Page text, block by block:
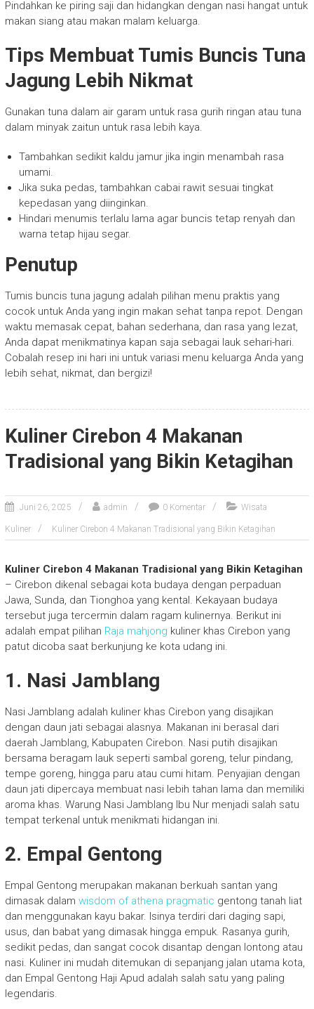
Pindahkan ke piring saji dan hidangkan dengan nasi hangat untuk
makan siang atau makan malam keluarga.
Tips Membuat Tumis Buncis Tuna
Jagung Lebih Nikmat
Gunakan tuna dalam air garam untuk rasa gurih ringan atau tuna
dalam minyak zaitun untuk rasa lebih kaya.
Tambahkan sedikit kaldu jamur jika ingin menambah rasa
umami.
Jika suka pedas, tambahkan cabai rawit sesuai tingkat
kepedasan yang diinginkan.
Hindari menumis terlalu lama agar buncis tetap renyah dan
warna tetap hijau segar.
Penutup
Tumis buncis tuna jagung adalah pilihan menu praktis yang
cocok untuk Anda yang ingin makan sehat tanpa repot. Dengan
waktu memasak cepat, bahan sederhana, dan rasa yang lezat,
Anda dapat menikmatinya kapan saja sebagai lauk sehari-hari.
Cobalah resep ini hari ini untuk variasi menu keluarga Anda yang
lebih sehat, nikmat, dan bergizi!
Kuliner Cirebon 4 Makanan
Tradisional yang Bikin Ketagihan
Juni 26, 2025 admin 0 Komentar Wisata
Kuliner Kuliner Cirebon 4 Makanan Tradisional yang Bikin Ketagihan
Kuliner Cirebon 4 Makanan Tradisional yang Bikin Ketagihan
– Cirebon dikenal sebagai kota budaya dengan perpaduan
Jawa, Sunda, dan Tionghoa yang kental. Kekayaan budaya
tersebut juga tercermin dalam ragam kulinernya. Berikut ini
adalah empat pilihan Raja mahjong kuliner khas Cirebon yang
patut dicoba saat berkunjung ke kota udang ini.
1. Nasi Jamblang
Nasi Jamblang adalah kuliner khas Cirebon yang disajikan
dengan daun jati sebagai alasnya. Makanan ini berasal dari
daerah Jamblang, Kabupaten Cirebon. Nasi putih disajikan
bersama beragam lauk seperti sambal goreng, telur pindang,
tempe goreng, hingga paru atau cumi hitam. Penyajian dengan
daun jati dipercaya membuat nasi lebih tahan lama dan memiliki
aroma khas. Warung Nasi Jamblang Ibu Nur menjadi salah satu
tempat terkenal untuk menikmati hidangan ini.
2. Empal Gentong
Empal Gentong merupakan makanan berkuah santan yang
dimasak dalam wisdom of athena pragmatic gentong tanah liat
dan menggunakan kayu bakar. Isinya terdiri dari daging sapi,
usus, dan babat yang dimasak hingga empuk. Rasanya gurih,
sedikit pedas, dan sangat cocok disantap dengan lontong atau
nasi. Kuliner ini mudah ditemukan di sepanjang jalan utama kota,
dan Empal Gentong Haji Apud adalah salah satu yang paling
legendaris.